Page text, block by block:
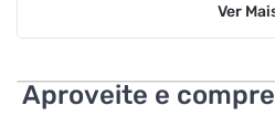
televisor. O aparelho foi
televisores digitais e analógicos.
Ver
Aproveite e